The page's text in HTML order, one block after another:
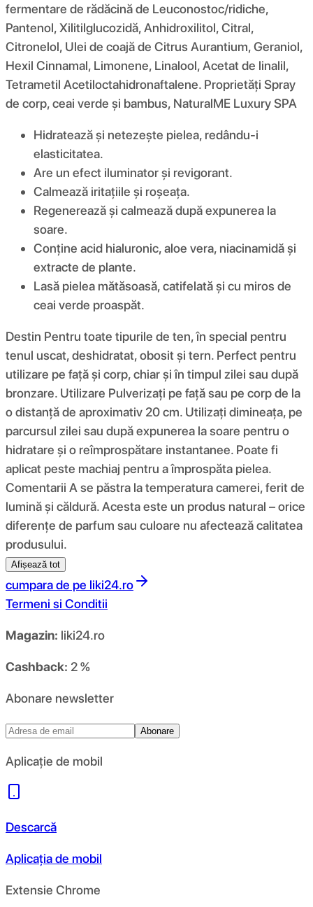
fermentare de rădăcină de Leuconostoc/ridiche,
Pantenol, Xilitilglucozidă, Anhidroxilitol, Citral,
Citronelol, Ulei de coajă de Citrus Aurantium, Geraniol,
Hexil Cinnamal, Limonene, Linalool, Acetat de linalil,
Tetrametil Acetiloctahidronaftalene. Proprietăți Spray
de corp, ceai verde și bambus, NaturalME Luxury SPA
Hidratează și netezește pielea, redându-i
elasticitatea.
Are un efect iluminator și revigorant.
Calmează iritațiile și roșeața.
Regenerează și calmează după expunerea la
soare.
Conține acid hialuronic, aloe vera, niacinamidă și
extracte de plante.
Lasă pielea mătăsoasă, catifelată și cu miros de
ceai verde proaspăt.
Destin Pentru toate tipurile de ten, în special pentru
tenul uscat, deshidratat, obosit și tern. Perfect pentru
utilizare pe față și corp, chiar și în timpul zilei sau după
bronzare. Utilizare Pulverizați pe față sau pe corp de la
o distanță de aproximativ 20 cm. Utilizați dimineața, pe
parcursul zilei sau după expunerea la soare pentru o
hidratare și o reîmprospătare instantanee. Poate fi
aplicat peste machiaj pentru a împrospăta pielea.
Comentarii A se păstra la temperatura camerei, ferit de
lumină și căldură. Acesta este un produs natural – orice
diferențe de parfum sau culoare nu afectează calitatea
produsului.
Afișează tot
cumpara de pe liki24.ro
Termeni si Conditii
Magazin: liki24.ro
Cashback: 2 %
Abonare newsletter
Abonare
Aplicație de mobil
Descarcă
Aplicația de mobil
Extensie Chrome